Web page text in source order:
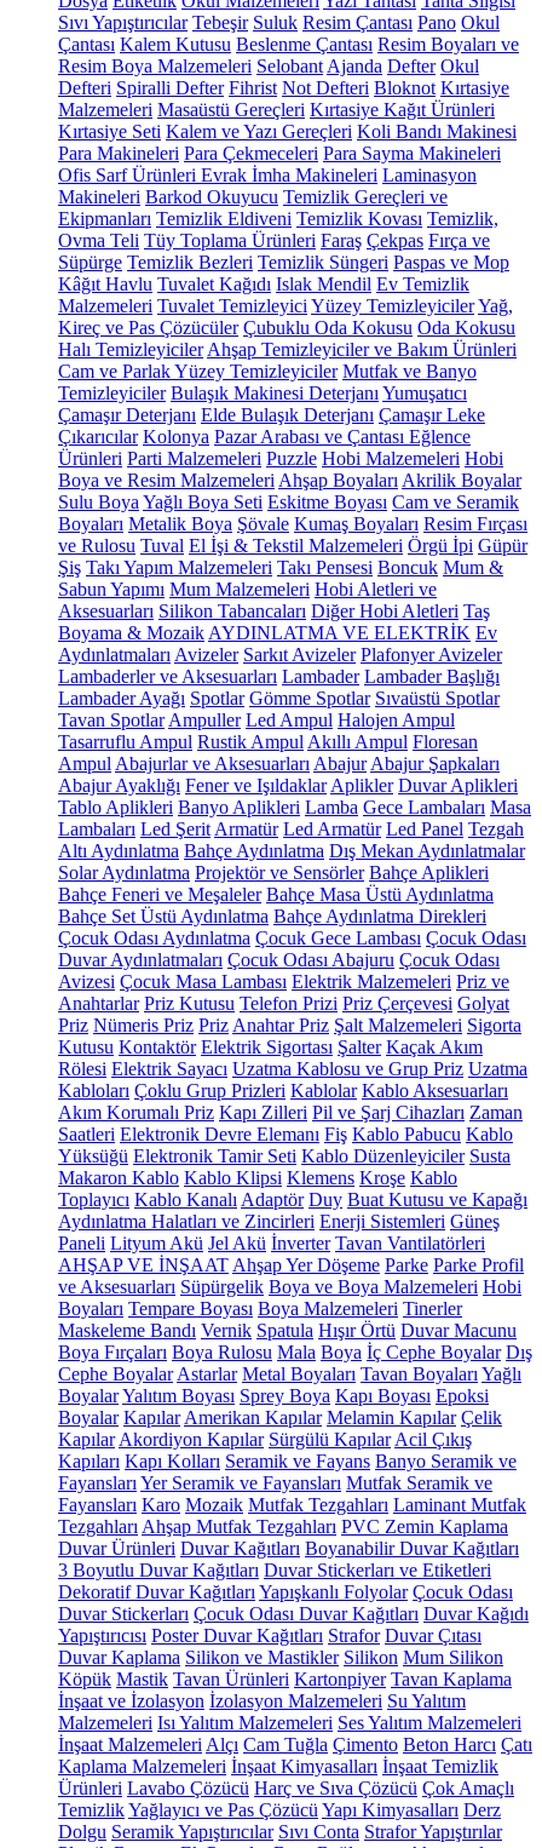
Sıvı Yapıştırıcılar Tebeşir Suluk Resim Çantası Pano Okul
Çantası Kalem Kutusu Beslenme Çantası Resim Boyaları ve
Resim Boya Malzemeleri Selobant Ajanda Defter Okul
Defteri Spiralli Defter Fihrist Not Defteri Bloknot Kırtasiye
Malzemeleri Masaüstü Gereçleri Kırtasiye Kağıt Ürünleri
Kırtasiye Seti Kalem ve Yazı Gereçleri Koli Bandı Makinesi
Para Makineleri Para Çekmeceleri Para Sayma Makineleri
Ofis Sarf Ürünleri Evrak İmha Makineleri Laminasyon
Makineleri Barkod Okuyucu Temizlik Gereçleri ve
Ekipmanları Temizlik Eldiveni Temizlik Kovası Temizlik,
Ovma Teli Tüy Toplama Ürünleri Faraş Çekpas Fırça ve
Süpürge Temizlik Bezleri Temizlik Süngeri Paspas ve Mop
Kâğıt Havlu Tuvalet Kağıdı Islak Mendil Ev Temizlik
Malzemeleri Tuvalet Temizleyici Yüzey TemizleyicilerYağ,
Kireç ve Pas Çözücüler Çubuklu Oda Kokusu Oda Kokusu
Halı Temizleyiciler Ahşap Temizleyiciler ve Bakım Ürünleri
Cam ve Parlak Yüzey Temizleyiciler Mutfak ve Banyo
Temizleyiciler Bulaşık Makinesi Deterjanı Yumuşatıcı
Çamaşır Deterjanı Elde Bulaşık Deterjanı Çamaşır Leke
Çıkarıcılar Kolonya Pazar Arabası ve Çantası Eğlence
Ürünleri Parti Malzemeleri Puzzle Hobi Malzemeleri Hobi
Boya ve Resim Malzemeleri Ahşap Boyaları Akrilik Boyalar
Sulu Boya Yağlı Boya Seti Eskitme Boyası Cam ve Seramik
Boyaları Metalik Boya Şövale Kumaş Boyaları Resim Fırçası
ve Rulosu Tuval El İşi & Tekstil Malzemeleri Örgü İpi Güpür
Şiş Takı Yapım Malzemeleri Takı Pensesi Boncuk Mum &
Sabun Yapımı Mum Malzemeleri Hobi Aletleri ve
Aksesuarları Silikon Tabancaları Diğer Hobi Aletleri Taş
Boyama & Mozaik AYDINLATMA VE ELEKTRİK Ev
Aydınlatmaları Avizeler Sarkıt Avizeler Plafonyer Avizeler
Lambaderler ve Aksesuarları Lambader Lambader Başlığı
Lambader Ayağı Spotlar Gömme Spotlar Sıvaüstü Spotlar
Tavan Spotlar Ampuller Led Ampul Halojen Ampul
Tasarruflu Ampul Rustik Ampul Akıllı Ampul Floresan
Ampul Abajurlar ve Aksesuarları Abajur Abajur Şapkaları
Abajur Ayaklığı Fener ve Işıldaklar Aplikler Duvar Aplikleri
Tablo Aplikleri Banyo Aplikleri Lamba Gece Lambaları Masa
Lambaları Led Şerit Armatür Led Armatür Led Panel Tezgah
Altı Aydınlatma Bahçe Aydınlatma Dış Mekan Aydınlatmalar
Solar Aydınlatma Projektör ve Sensörler Bahçe Aplikleri
Bahçe Feneri ve Meşaleler Bahçe Masa Üstü Aydınlatma
Bahçe Set Üstü Aydınlatma Bahçe Aydınlatma Direkleri
Çocuk Odası Aydınlatma Çocuk Gece Lambası Çocuk Odası
Duvar Aydınlatmaları Çocuk Odası Abajuru Çocuk Odası
Avizesi Çocuk Masa Lambası Elektrik Malzemeleri Priz ve
Anahtarlar Priz Kutusu Telefon Prizi Priz Çerçevesi Golyat
Priz Nümeris Priz Priz Anahtar Priz Şalt Malzemeleri Sigorta
Kutusu Kontaktör Elektrik Sigortası Şalter Kaçak Akım
Rölesi Elektrik Sayacı Uzatma Kablosu ve Grup Priz Uzatma
Kabloları Çoklu Grup Prizleri Kablolar Kablo Aksesuarları
Akım Korumalı Priz Kapı Zilleri Pil ve Şarj Cihazları Zaman
Saatleri Elektronik Devre Elemanı Fiş Kablo Pabucu Kablo
Yüksüğü Elektronik Tamir Seti Kablo Düzenleyiciler Susta
Makaron Kablo Kablo Klipsi Klemens Kroşe Kablo
Toplayıcı Kablo Kanalı Adaptör Duy Buat Kutusu ve Kapağı
Aydınlatma Halatları ve Zincirleri Enerji Sistemleri Güneş
Paneli Lityum Akü Jel Akü İnverter Tavan Vantilatörleri
AHŞAP VE İNŞAAT Ahşap Yer Döşeme Parke Parke Profil
ve Aksesuarları Süpürgelik Boya ve Boya Malzemeleri Hobi
Boyaları Tempare Boyası Boya Malzemeleri Tinerler
Maskeleme Bandı Vernik Spatula Hışır Örtü Duvar Macunu
Boya Fırçaları Boya Rulosu Mala Boya İç Cephe Boyalar Dış
Cephe Boyalar Astarlar Metal Boyaları Tavan Boyaları Yağlı
BoyalarYalıtım Boyası Sprey Boya Kapı Boyası Epoksi
Boyalar Kapılar Amerikan Kapılar Melamin Kapılar Çelik
Kapılar Akordiyon Kapılar Sürgülü Kapılar Acil Çıkış
Kapıları Kapı Kolları Seramik ve Fayans Banyo Seramik ve
Fayansları Yer Seramik ve Fayansları Mutfak Seramik ve
Fayansları Karo Mozaik Mutfak Tezgahları Laminant Mutfak
Tezgahları Ahşap Mutfak Tezgahları PVC Zemin Kaplama
Duvar Ürünleri Duvar Kağıtları Boyanabilir Duvar Kağıtları
3 Boyutlu Duvar Kağıtları Duvar Stickerları ve Etiketleri
Dekoratif Duvar Kağıtları Yapışkanlı Folyolar Çocuk Odası
Duvar Stickerları Çocuk Odası Duvar Kağıtları Duvar Kağıdı
Yapıştırıcısı Poster Duvar Kağıtları Strafor Duvar Çıtası
Duvar Kaplama Silikon ve Mastikler Silikon Mum Silikon
Köpük Mastik Tavan Ürünleri Kartonpiyer Tavan Kaplama
İnşaat ve İzolasyon İzolasyon Malzemeleri Su Yalıtım
Malzemeleri Isı Yalıtım Malzemeleri Ses Yalıtım Malzemeleri
İnşaat Malzemeleri Alçı Cam Tuğla Çimento Beton Harcı Çatı
Kaplama Malzemeleri İnşaat Kimyasalları İnşaat Temizlik
Ürünleri Lavabo Çözücü Harç ve Sıva Çözücü Çok Amaçlı
TemizlikYağlayıcı ve Pas Çözücü Yapı Kimyasalları Derz
Dolgu Seramik Yapıştırıcılar Sıvı Conta Strafor Yapıştırılar